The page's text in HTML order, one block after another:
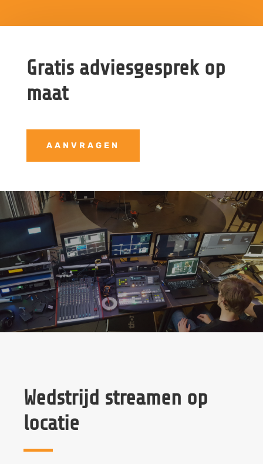
Gratis adviesgesprek op
maat
AANVRAGEN
Wedstrijd streamen op
locatie